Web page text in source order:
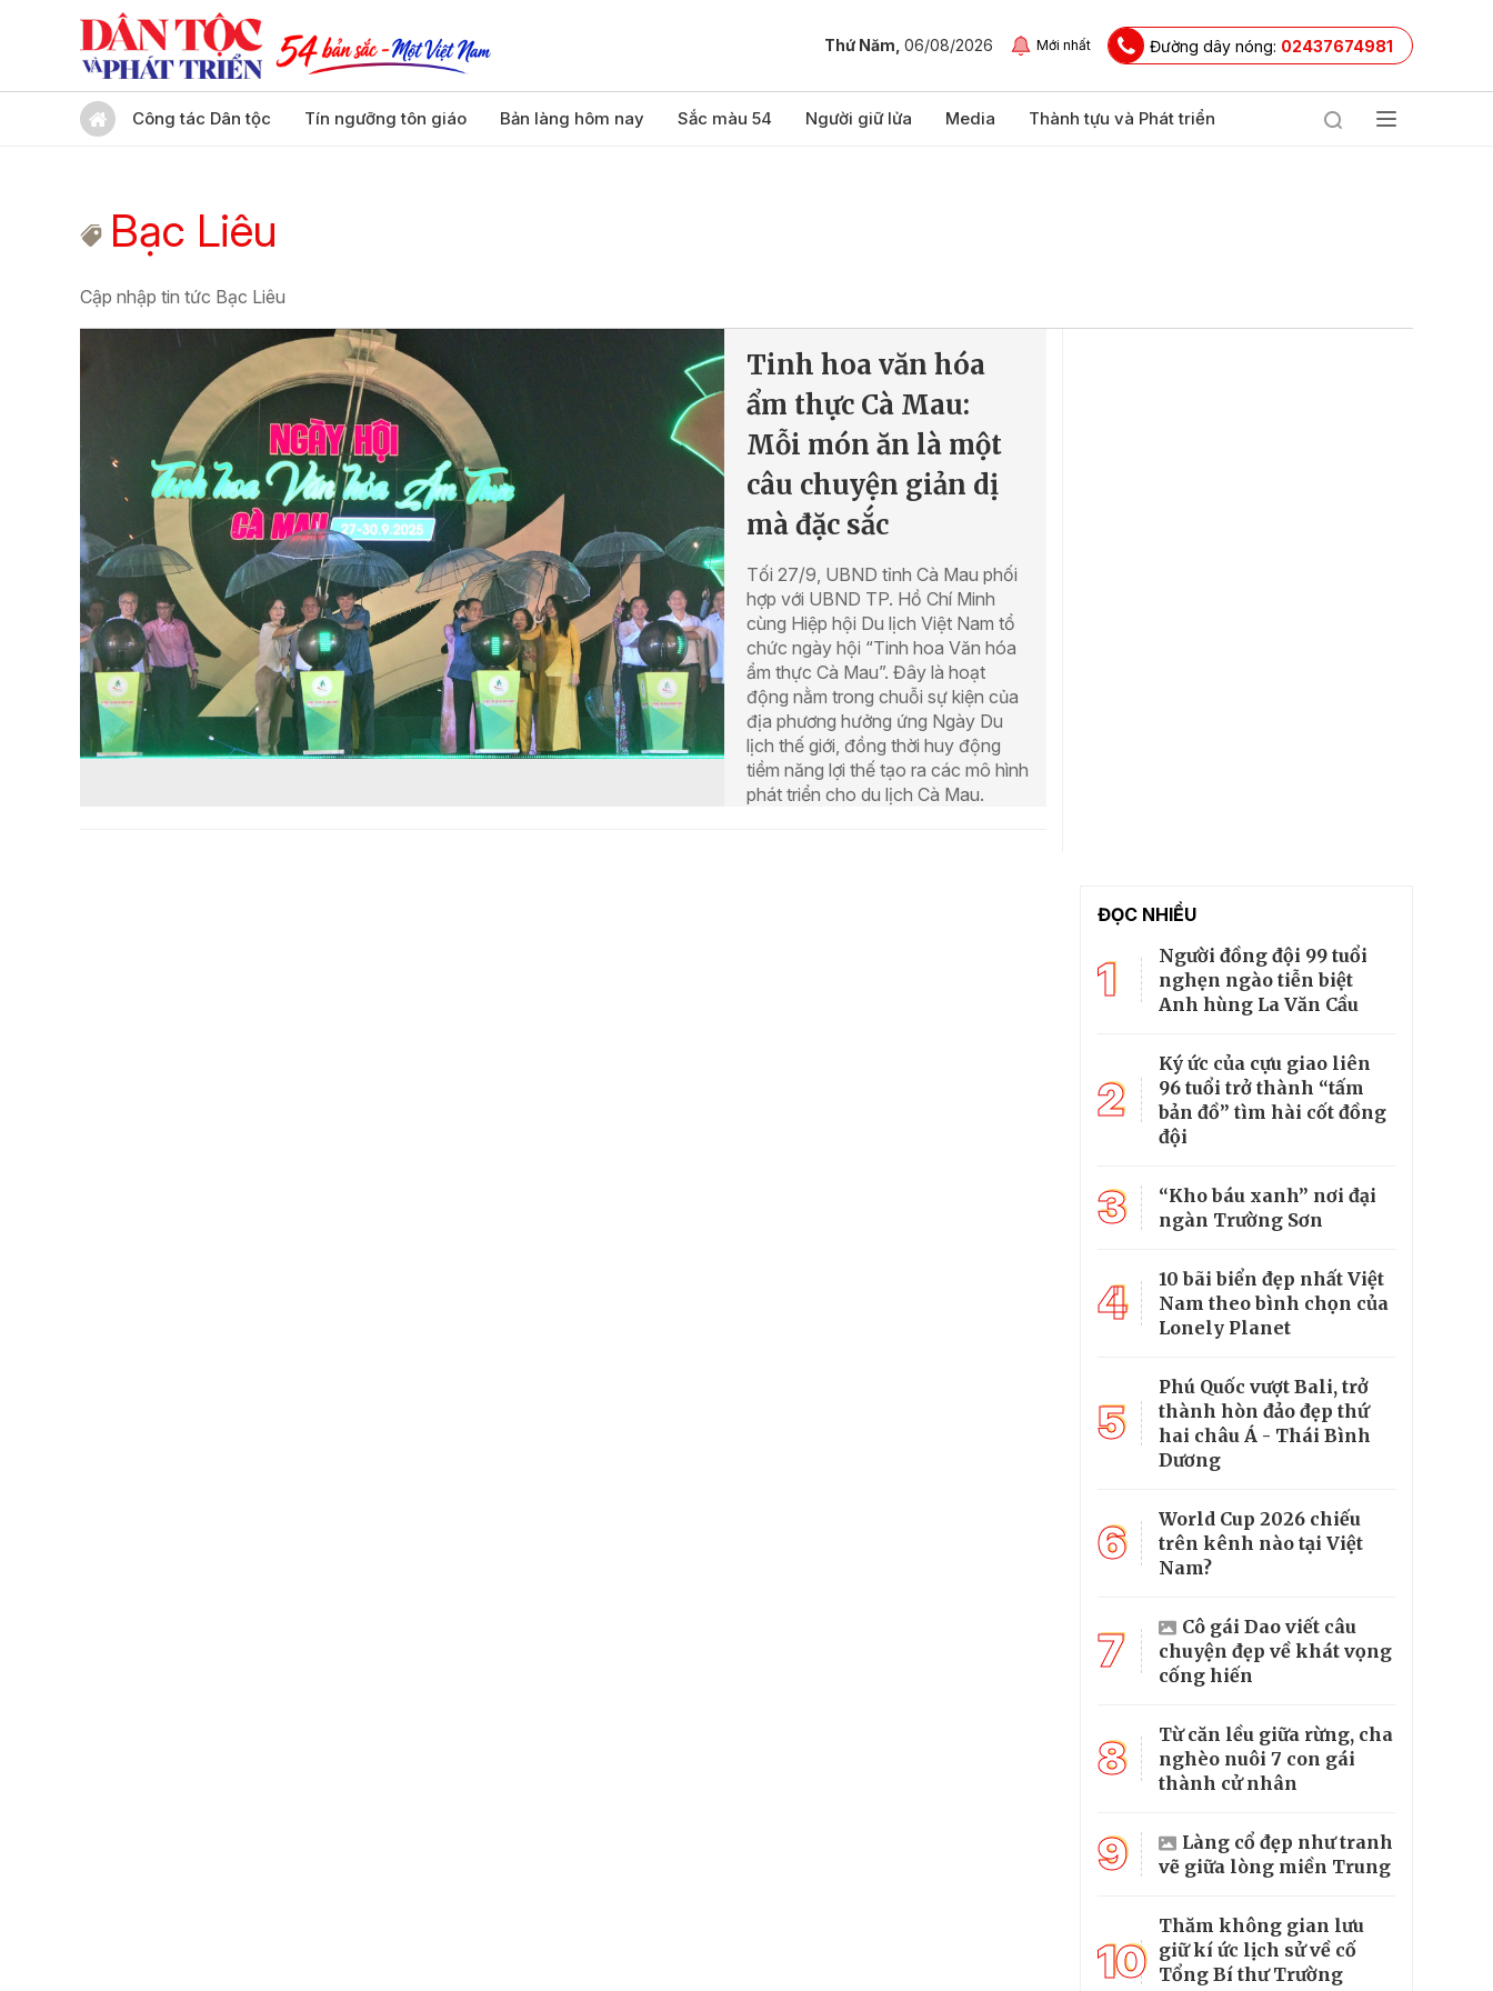
Thứ Năm, 06/08/2026 Mới nhất Đường dây nóng: 02437674981
Công tác Dân tộc Tín ngưỡng tôn giáo Bản làng hôm nay Sắc màu 54 Người giữ lửa Media Thành tựu và Phát triển
Bạc Liêu
Cập nhập tin tức Bạc Liêu
Tinh hoa văn hóa
ẩm thực Cà Mau:
Mỗi món ăn là một
câu chuyện giản dị
mà đặc sắc
Tối 27/9, UBND tỉnh Cà Mau phối
hợp với UBND TP. Hồ Chí Minh
cùng Hiệp hội Du lịch Việt Nam tổ
chức ngày hội “Tinh hoa Văn hóa
ẩm thực Cà Mau”. Đây là hoạt
động nằm trong chuỗi sự kiện của
địa phương hưởng ứng Ngày Du
lịch thế giới, đồng thời huy động
tiềm năng lợi thế tạo ra các mô hình
phát triển cho du lịch Cà Mau.
ĐỌC NHIỀU
1
Người đồng đội 99 tuổi
nghẹn ngào tiễn biệt
Anh hùng La Văn Cầu
2
Ký ức của cựu giao liên
96 tuổi trở thành “tấm
bản đồ” tìm hài cốt đồng
đội
3
“Kho báu xanh” nơi đại
ngàn Trường Sơn
4
10 bãi biển đẹp nhất Việt
Nam theo bình chọn của
Lonely Planet
5
Phú Quốc vượt Bali, trở
thành hòn đảo đẹp thứ
hai châu Á - Thái Bình
Dương
6
World Cup 2026 chiếu
trên kênh nào tại Việt
Nam?
7
Cô gái Dao viết câu
chuyện đẹp về khát vọng
cống hiến
8
Từ căn lều giữa rừng, cha
nghèo nuôi 7 con gái
thành cử nhân
9
Làng cổ đẹp như tranh
vẽ giữa lòng miền Trung
10
Thăm không gian lưu
giữ kí ức lịch sử về cố
Tổng Bí thư Trường